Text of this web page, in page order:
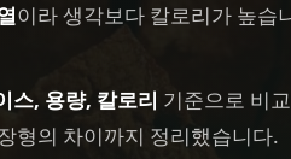
이라 생각보다 칼로리가 높습
스, 용량, 칼로리 기준으로 비
형의 차이까지 정리했습니다.